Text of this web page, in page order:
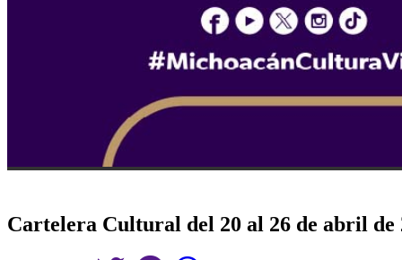
Cartelera Cultural del 20 al 26 de abril de